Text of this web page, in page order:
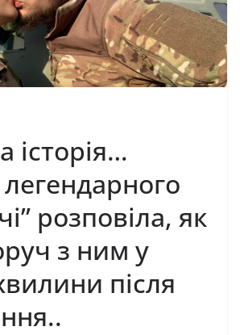
історія…
розповіла, як
з ним у
після